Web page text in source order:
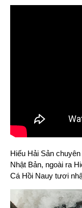
Hiếu Hải Sản
Nhật Bản, ngoài ra
Cá Hồi Nauy tươi